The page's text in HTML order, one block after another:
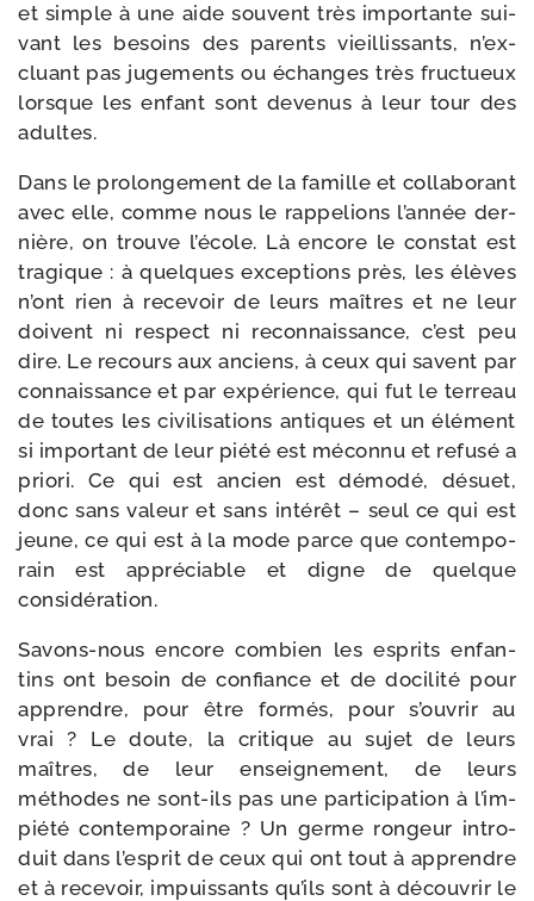
et simple à une aide sou­vent très impor­tante sui­
vant les besoins des parents vieillis­sants, n’ex­
cluant pas juge­ments ou échanges très fruc­tueux
lorsque les enfant sont deve­nus à leur tour des
adultes.
Dans le pro­lon­ge­ment de la famille et col­la­bo­rant
avec elle, comme nous le rap­pe­lions l’an­née der­
nière, on trouve l’é­cole. Là encore le constat est
tra­gique : à quelques excep­tions près, les élèves
n’ont rien à rece­voir de leurs maîtres et ne leur
doivent ni res­pect ni recon­nais­sance, c’est peu
dire. Le recours aux anciens, à ceux qui savent par
connais­sance et par expé­rience, qui fut le ter­reau
de toutes les civi­li­sa­tions antiques et un élé­ment
si impor­tant de leur pié­té est mécon­nu et refu­sé a
prio­ri. Ce qui est ancien est démo­dé, désuet,
donc sans valeur et sans inté­rêt – seul ce qui est
jeune, ce qui est à la mode parce que contem­po­
rain est appré­ciable et digne de quelque
considération.
Savons-​nous encore com­bien les esprits enfan­
tins ont besoin de confiance et de doci­li­té pour
apprendre, pour être for­més, pour s’ou­vrir au
vrai ? Le doute, la cri­tique au sujet de leurs
maîtres, de leur ensei­gne­ment, de leurs
méthodes ne sont-​ils pas une par­ti­ci­pa­tion à l’im­
pié­té contem­po­raine ? Un germe ron­geur intro­
duit dans l’es­prit de ceux qui ont tout à apprendre
et à rece­voir, impuis­sants qu’ils sont à décou­vrir le